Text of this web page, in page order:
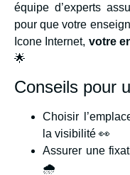
équipe d’experts
pour que votre
Icone Internet, votre
🌟
Conseils pour
Choisir
la visibilité 👀
Assurer une
🌧️